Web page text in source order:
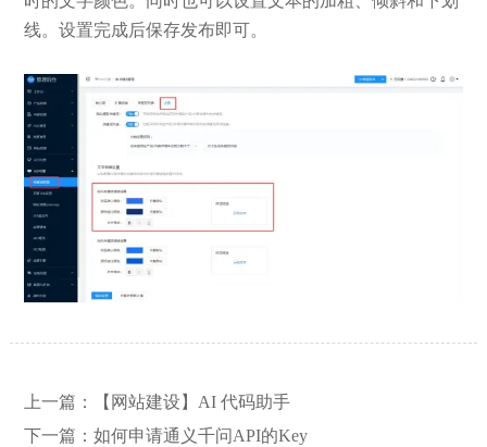
线。设置完成后保存发布即可。
上一篇：
【网站建设】AI 代码助手
下一篇： 如何申请通义千问API的Key
【网站建设】网站的留言板如何绑定
【外贸网站建设】使用独立域名和子
目录上线多语言网站的区别